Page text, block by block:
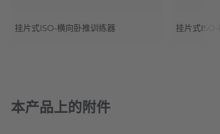
挂片式ISO-横向卧推训练器 挂片式
本产品上的附件